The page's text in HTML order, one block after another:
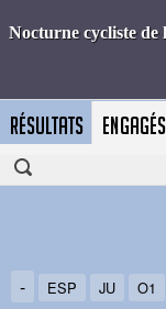
RÉSULTATS ENGAGÉS
- ESP JU O1